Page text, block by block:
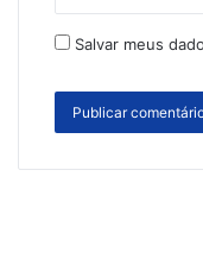
Salvar meus